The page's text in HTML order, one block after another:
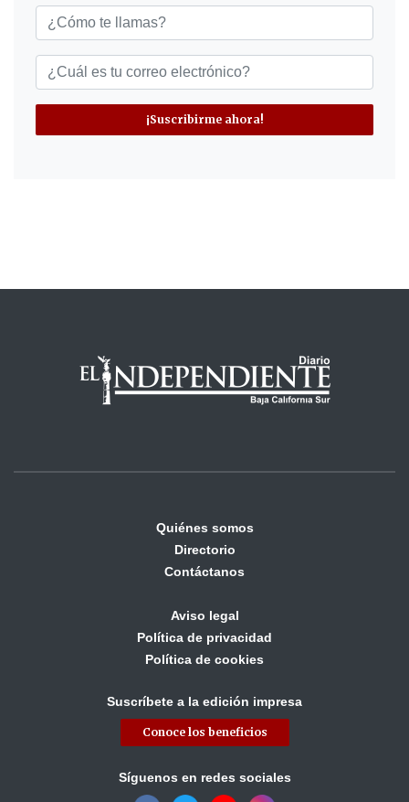
¡Suscribirme ahora!
Quiénes somos
Directorio
Contáctanos
Aviso legal
Política de privacidad
Política de cookies
Suscríbete a la edición impresa
Conoce los beneficios
Síguenos en redes sociales